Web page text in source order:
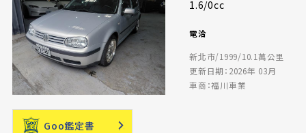
1.6/0cc
電洽
新北市/1999/10.1萬公里
更新日期：2026年 03月
車商：福川車業
Goo鑑定書